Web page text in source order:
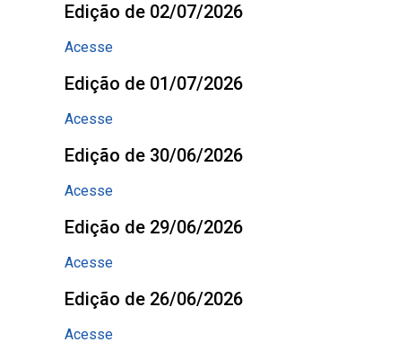
Edição de 02/07/2026
Acesse
Edição de 01/07/2026
Acesse
Edição de 30/06/2026
Acesse
Edição de 29/06/2026
Acesse
Edição de 26/06/2026
Acesse